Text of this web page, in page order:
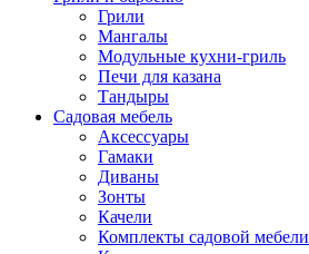
Грили
Мангалы
Модульные кухни-гриль
Печи для казана
Тандыры
Садовая мебель
Аксессуары
Гамаки
Диваны
Зонты
Качели
Комплекты садовой мебели